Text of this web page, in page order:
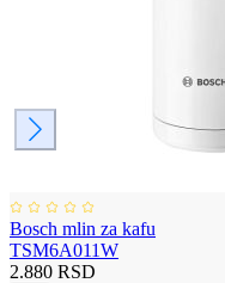
Bosch mlin za kafu
TSM6A011W
2.880 RSD